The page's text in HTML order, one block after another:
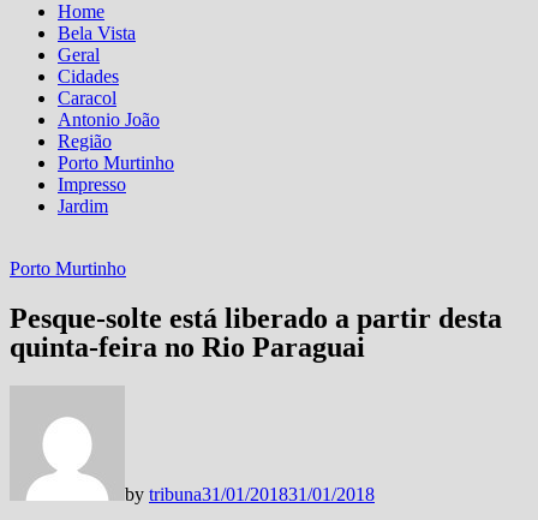
Home
Bela Vista
Geral
Cidades
Caracol
Antonio João
Região
Porto Murtinho
Impresso
Jardim
Porto Murtinho
Pesque-solte está liberado a partir desta
quinta-feira no Rio Paraguai
by tribuna31/01/201831/01/2018